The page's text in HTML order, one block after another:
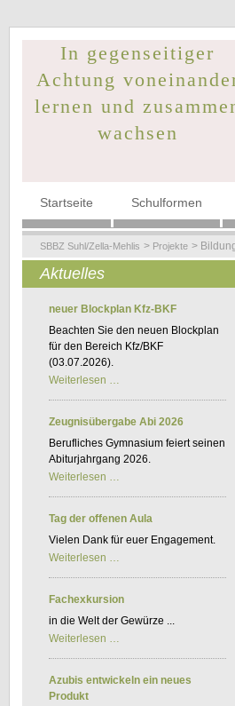
In gegenseitiger
Achtung
lernen und
wachsen
Navigation
Startseite Schulformen
SBBZ Suhl/Zella-Mehlis Projekte
Aktuelles
neuer Blockplan Kfz-BKF
Beachten Sie den neuen Blockplan
für den Bereich Kfz/BKF
(03.07.2026).
Weiterlesen …
Kfz-
BKF
Zeugnisübergabe Abi 2026
Berufliches Gymnasium feiert seinen
Abiturjahrgang 2026.
Weiterlesen …
2026
Tag der offenen Aula
Vielen Dank für euer Engagement.
Weiterlesen …
offenen
Aula
Fachexkursion
in die Welt der Gewürze ...
Weiterlesen …
Azubis entwickeln ein neues
Produkt